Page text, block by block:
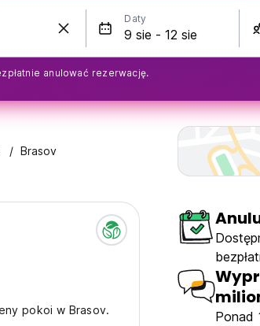
Daty
anulować rezerwację.
Brasov
pokoi w Brasov.
Ponad